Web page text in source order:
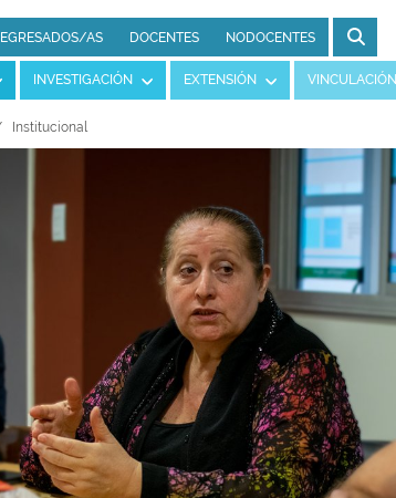
EGRESADOS/AS DOCENTES NODOCENTES
INVESTIGACIÓN EXTENSIÓN VINCULACIÓN
Institucional